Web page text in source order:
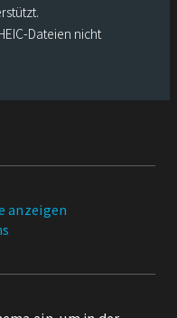
Dateien nicht
anzeigen